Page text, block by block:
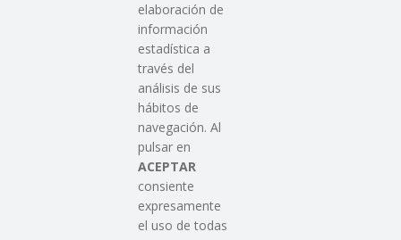
SAREEN SAREA
Asociación que agrupa a las redes
del Tercer Sector Social en Euskadi
Contacto
elaboración de
información
estadística a
través del
análisis de sus
hábitos de
navegación. Al
pulsar en
ACEPTAR
consiente
expresamente
el uso de todas